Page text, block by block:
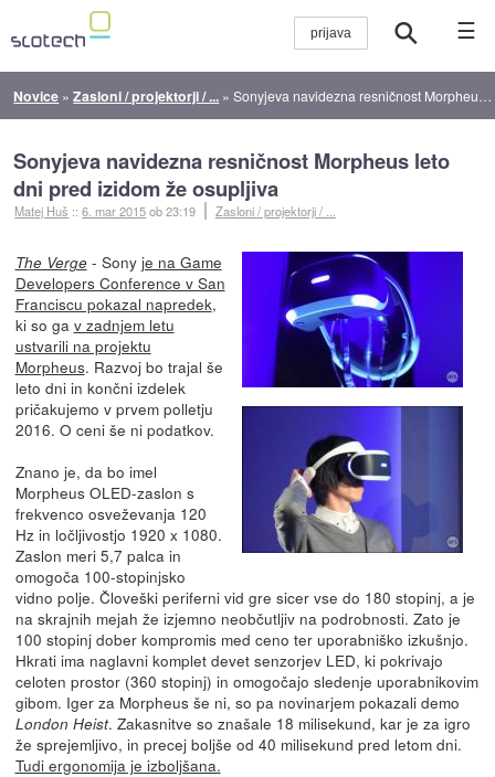
☰
Novice »Zasloni / projektorji / ... »Sonyjeva navidezna resničnost Morpheus leto dni pred izidom že osupljiva
Sonyjeva navidezna resničnost Morpheus leto
dni pred izidom že osupljiva
Matej Huš ::6. mar 2015ob 23:19 Zasloni / projektorji / ...
The Verge- Sony je na Game
Developers Conference v San
Franciscu pokazal napredek,
ki so ga v zadnjem letu
ustvarili na projektu
Morpheus. Razvoj bo trajal še
leto dni in končni izdelek
pričakujemo v prvem polletju
2016. O ceni še ni podatkov.
Znano je, da bo imel
Morpheus OLED-zaslon s
frekvenco osveževanja 120
Hz in ločljivostjo 1920 x 1080.
Zaslon meri 5,7 palca in
omogoča 100-stopinjsko
vidno polje. Človeški periferni vid gre sicer vse do 180 stopinj, a je
na skrajnih mejah že izjemno neobčutljiv na podrobnosti. Zato je
100 stopinj dober kompromis med ceno ter uporabniško izkušnjo.
Hkrati ima naglavni komplet devet senzorjev LED, ki pokrivajo
celoten prostor (360 stopinj) in omogočajo sledenje uporabnikovim
gibom. Iger za Morpheus še ni, so pa novinarjem pokazali demo
London Heist. Zakasnitve so znašale 18 milisekund, kar je za igro
že sprejemljivo, in precej boljše od 40 milisekund pred letom dni.
Tudi ergonomija je izboljšana.